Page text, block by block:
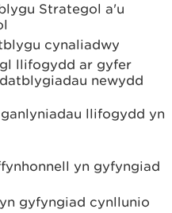
Strategol a'u
cynaliadwy
llifogydd ar gyfer
newydd
llifogydd yn
yn gyfyngiad
gyfyngiad cynllunio